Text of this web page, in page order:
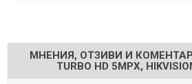
МНЕНИЯ, ОТЗИВИ И
TURBO HD 5MPX,